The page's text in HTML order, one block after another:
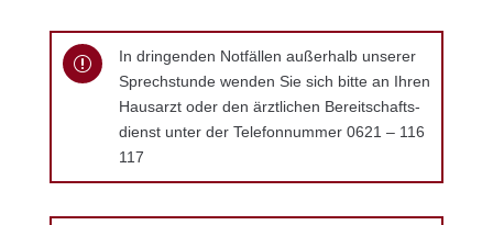
r
In dringenden Notfällen außerhalb unserer
Sprechstunde wenden Sie sich bitte an Ihren
Hausarzt oder den ärztlichen Bereitschafts­
dienst unter der Telefonnummer 0621 – 116
117